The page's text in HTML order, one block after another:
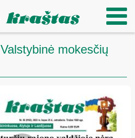
Valstybinė mokesčių